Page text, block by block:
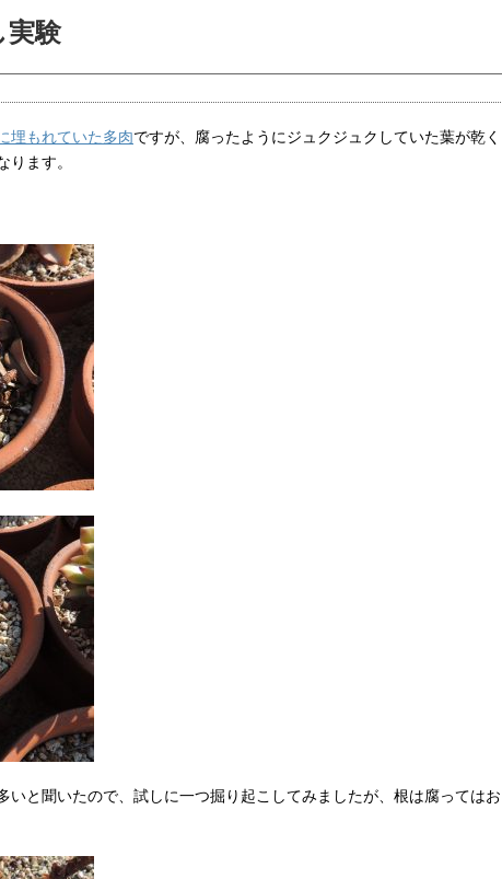
験
埋もれていた多肉ですが、腐ったようにジュクジュクしていた葉が乾く
ます。
いと聞いたので、試しに一つ掘り起こしてみましたが、根は腐ってはお